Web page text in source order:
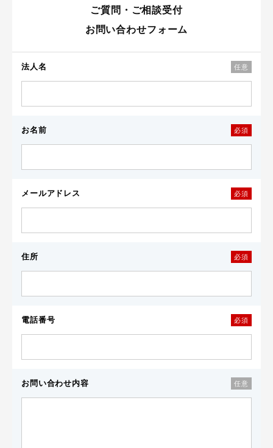
ご質問・ご相談受付
お問い合わせフォーム
法人名 任意
お名前 必須
メールアドレス 必須
住所 必須
電話番号 必須
お問い合わせ内容 任意